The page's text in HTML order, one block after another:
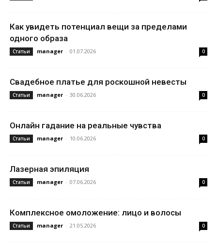
Как увидеть потенциал вещи за пределами
одного образа
Статьи manager - 01.07.2026 0
Свадебное платье для роскошной невесты
Статьи manager - 30.06.2026 0
Онлайн гадание на реальные чувства
Статьи manager - 10.06.2026 0
Лазерная эпиляция
Статьи manager - 07.06.2026 0
Комплексное омоложение: лицо и волосы
Статьи manager - 21.05.2026 0